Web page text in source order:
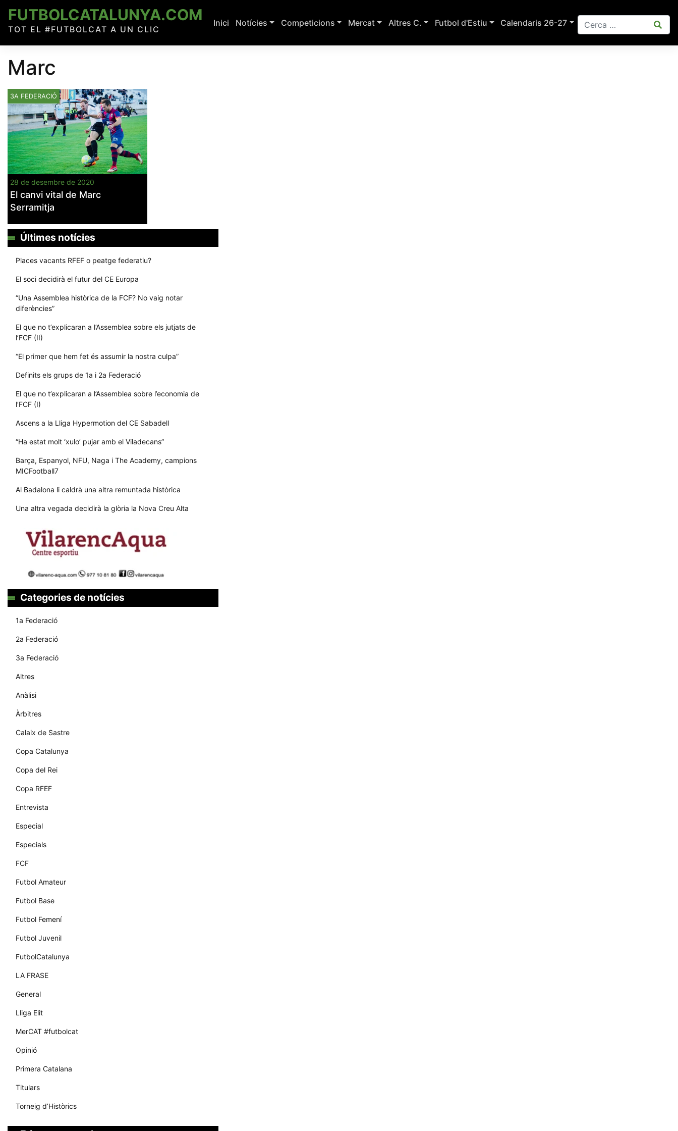
content
FUTBOLCATALUNYA.COM
TOT EL #FUTBOLCAT A UN CLIC
Inici Notícies Competicions Mercat Altres C. Futbol d'Estiu Calendaris 26-27
Marc
3A FEDERACIÓ
28 de desembre de 2020
El canvi vital de Marc
Serramitja
Últimes notícies
Places vacants RFEF o peatge federatiu?
El soci decidirà el futur del CE Europa
“Una Assemblea històrica de la FCF? No vaig notar
diferències”
El que no t’explicaran a l’Assemblea sobre els jutjats de
l’FCF (II)
“El primer que hem fet és assumir la nostra culpa”
Definits els grups de 1a i 2a Federació
El que no t’explicaran a l’Assemblea sobre l’economia de
l’FCF (I)
Ascens a la Lliga Hypermotion del CE Sabadell
“Ha estat molt ‘xulo’ pujar amb el Viladecans”
Barça, Espanyol, NFU, Naga i The Academy, campions
MICFootball7
Al Badalona li caldrà una altra remuntada històrica
Una altra vegada decidirà la glòria la Nova Creu Alta
Categories de notícies
1a Federació
2a Federació
3a Federació
Altres
Anàlisi
Àrbitres
Calaix de Sastre
Copa Catalunya
Copa del Rei
Copa RFEF
Entrevista
Especial
Especials
FCF
Futbol Amateur
Futbol Base
Futbol Femení
Futbol Juvenil
FutbolCatalunya
LA FRASE
General
Lliga Elit
MerCAT #futbolcat
Opinió
Primera Catalana
Titulars
Torneig d’Històrics